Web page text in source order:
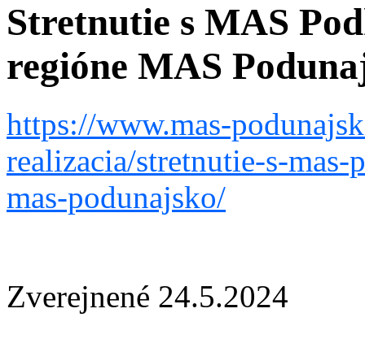
Stretnutie s MAS
regióne MAS
https://www.mas-
realizacia/stretnutie-s-
mas-podunajsko/
Zverejnené 24.5.2024